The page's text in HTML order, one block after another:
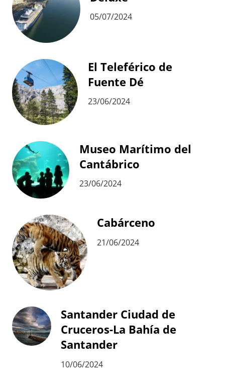
05/07/2024
El Teleférico de
Fuente Dé
23/06/2024
Museo Marítimo del
Cantábrico
23/06/2024
Cabárceno
21/06/2024
Santander Ciudad de
Cruceros-La Bahía de
Santander
10/06/2024